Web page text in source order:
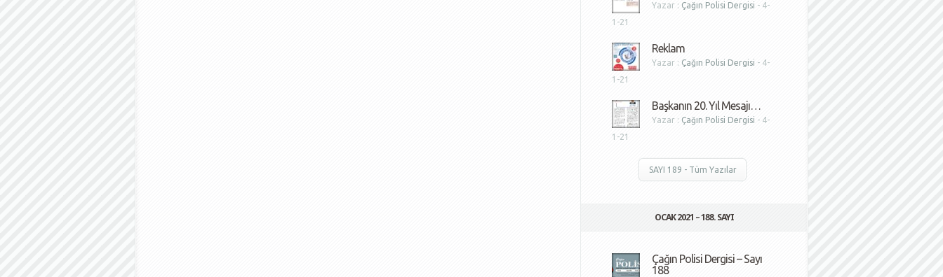
Yazar : Çağın Polisi Dergisi - 4-
1-21
Reklam
Yazar : Çağın Polisi Dergisi - 4-
1-21
Başkanın 20. Yıl Mesajı…
Yazar : Çağın Polisi Dergisi - 4-
1-21
SAYI 189 - Tüm Yazılar
OCAK 2021 – 188. SAYI
Çağın Polisi Dergisi – Sayı
188